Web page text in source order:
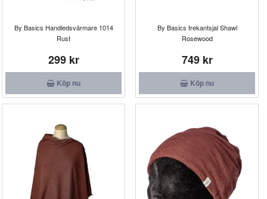
By Basics Handledsvärmare 1014
Rust
299 kr
Köp nu
By Basics trekantsjal Shawl
Rosewood
749 kr
Köp nu